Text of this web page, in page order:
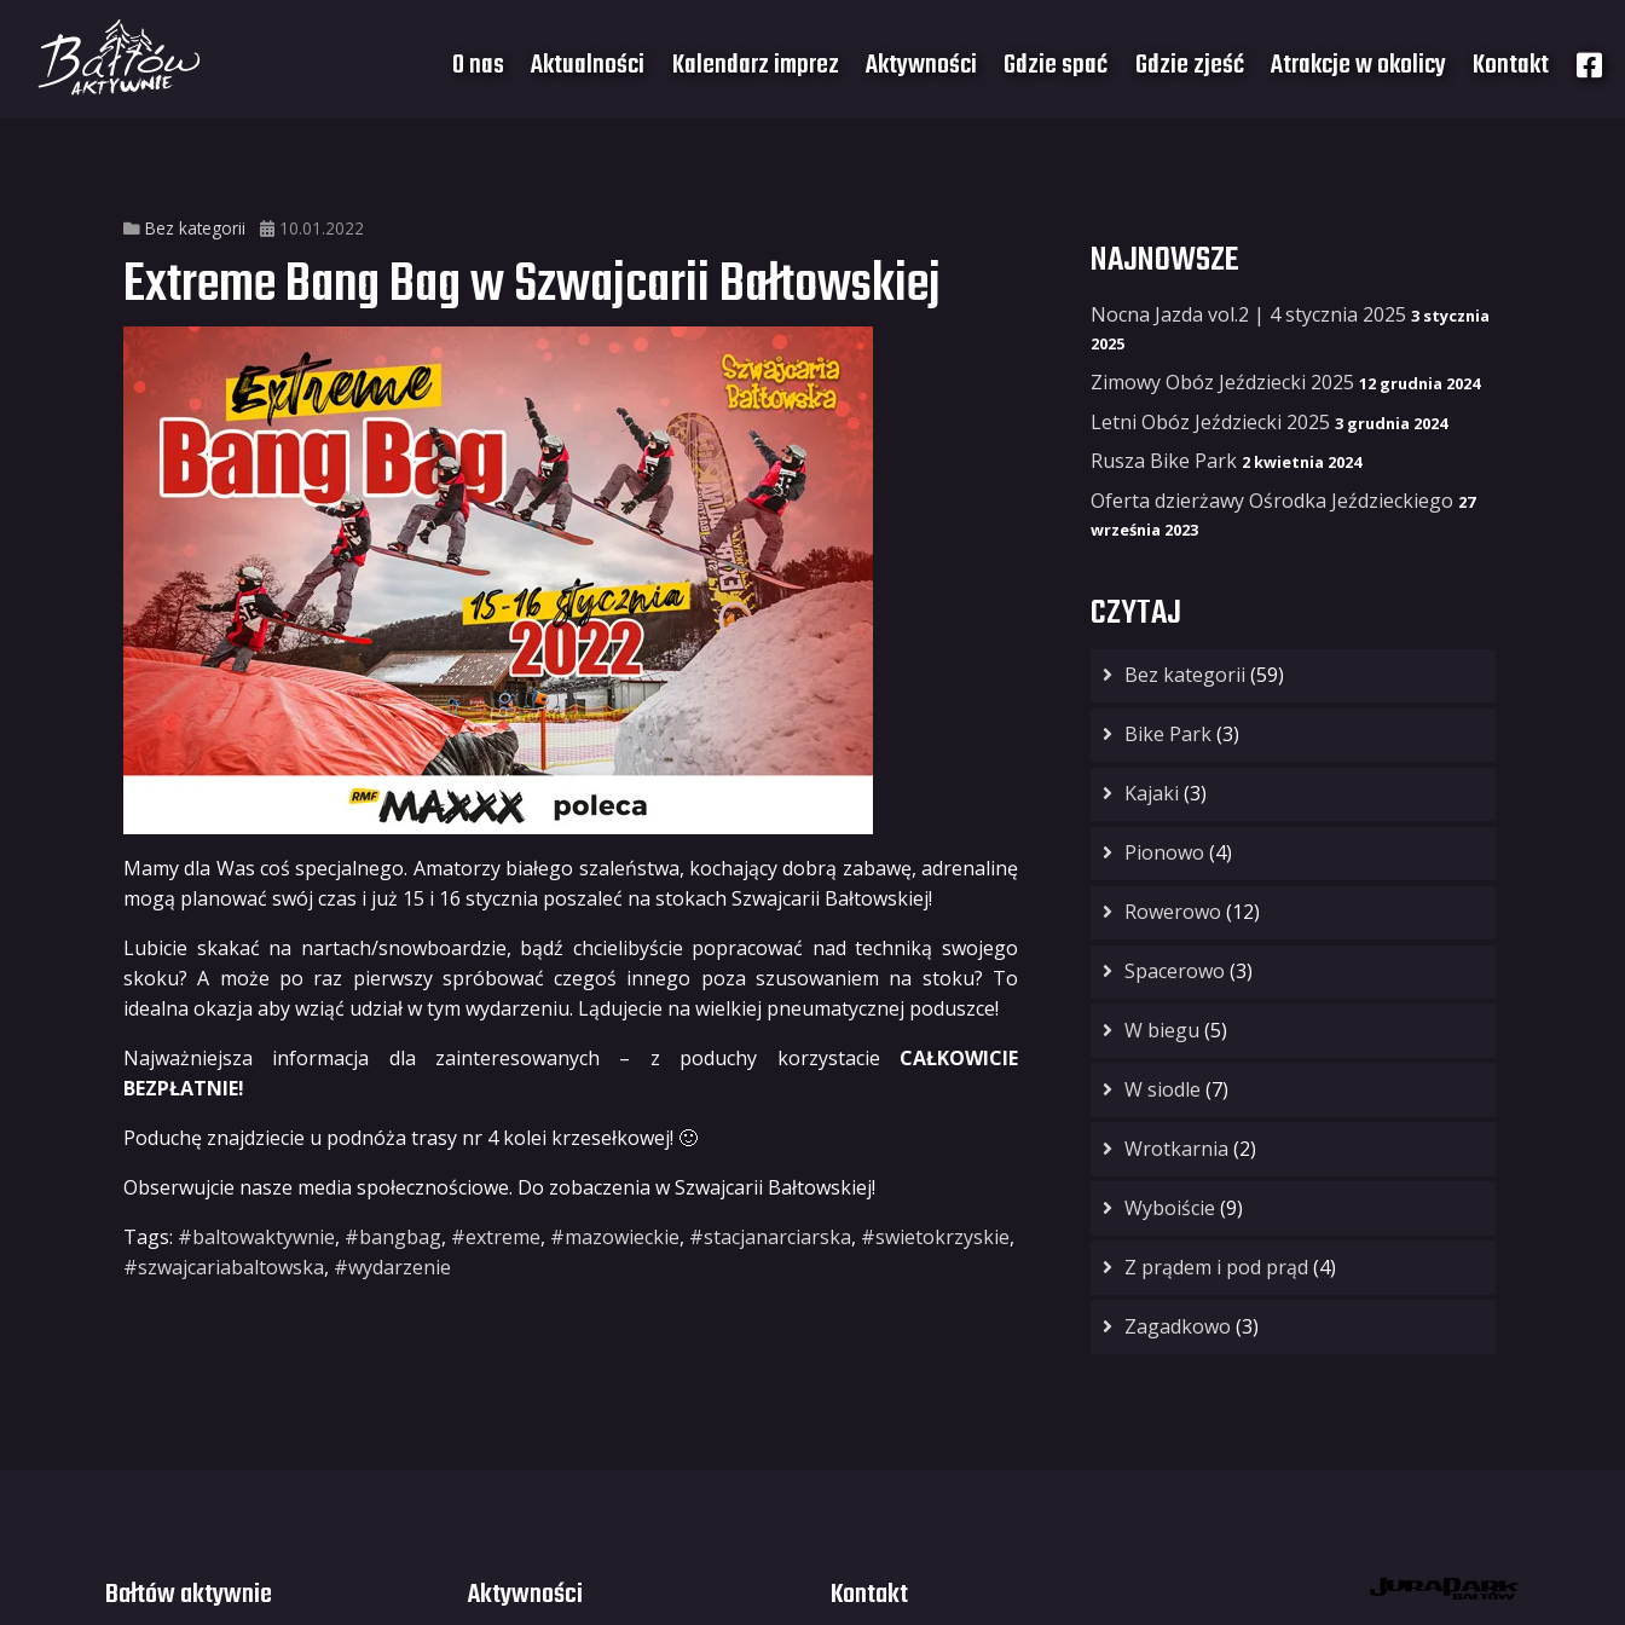
O nas Aktualności Kalendarz imprez Aktywności Gdzie spać Gdzie zjeść Atrakcje w okolicy Kontakt
Bez kategorii 10.01.2022
Extreme Bang Bag w Szwajcarii Bałtowskiej
Mamy dla Was coś specjalnego. Amatorzy białego szaleństwa, kochający dobrą zabawę, adrenalinę
mogą planować swój czas i już 15 i 16 stycznia poszaleć na stokach Szwajcarii Bałtowskiej!
Lubicie skakać na nartach/snowboardzie, bądź chcielibyście popracować nad techniką swojego
skoku? A może po raz pierwszy spróbować czegoś innego poza szusowaniem na stoku? To
idealna okazja aby wziąć udział w tym wydarzeniu. Lądujecie na wielkiej pneumatycznej poduszce!
Najważniejsza informacja dla zainteresowanych – z poduchy korzystacie CAŁKOWICIE
BEZPŁATNIE!
Poduchę znajdziecie u podnóża trasy nr 4 kolei krzesełkowej! 🙂
Obserwujcie nasze media społecznościowe. Do zobaczenia w Szwajcarii Bałtowskiej!
Tags: #baltowaktywnie, #bangbag, #extreme, #mazowieckie, #stacjanarciarska, #swietokrzyskie,
#szwajcariabaltowska, #wydarzenie
NAJNOWSZE
Nocna Jazda vol.2 | 4 stycznia 2025 3 stycznia
2025
Zimowy Obóz Jeździecki 2025 12 grudnia 2024
Letni Obóz Jeździecki 2025 3 grudnia 2024
Rusza Bike Park 2 kwietnia 2024
Oferta dzierżawy Ośrodka Jeździeckiego 27
września 2023
CZYTAJ
Bez kategorii (59)
Bike Park(3)
Kajaki (3)
Pionowo (4)
Rowerowo (12)
Spacerowo (3)
W biegu (5)
W siodle (7)
Wrotkarnia (2)
Wyboiście (9)
Z prądem i pod prąd (4)
Zagadkowo (3)
Bałtów aktywnie Aktywności Kontakt